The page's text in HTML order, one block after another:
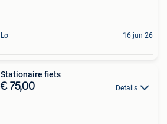
Lo 16 jun 26
Stationaire fiets
€ 75,00 Details